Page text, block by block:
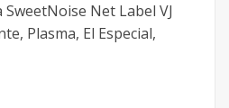
Net Label VJ
Plasma, El Especial,